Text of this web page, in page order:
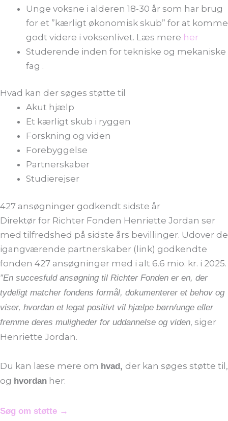
Unge voksne i alderen 18-30 år som har brug
for et ”kærligt økonomisk skub” for at komme
godt videre i voksenlivet. Læs mere her
Studerende inden for tekniske og mekaniske
fag .
Hvad kan der søges støtte til
Akut hjælp
Et kærligt skub i ryggen
Forskning og viden
Forebyggelse
Partnerskaber
Studierejser
427 ansøgninger godkendt sidste år
Direktør for Richter Fonden Henriette Jordan ser
med tilfredshed på sidste års bevillinger. Udover de
igangværende partnerskaber (link) godkendte
fonden 427 ansøgninger med i alt 6.6 mio. kr. i 2025.
”En succesfuld ansøgning til Richter Fonden er en, der
tydeligt matcher fondens formål, dokumenterer et behov og
viser, hvordan et legat positivt vil hjælpe børn/unge eller
fremme deres muligheder for uddannelse og viden, siger
Henriette Jordan.
Du kan læse mere om hvad, der kan søges støtte til,
og hvordan her:
Søg om støtte →